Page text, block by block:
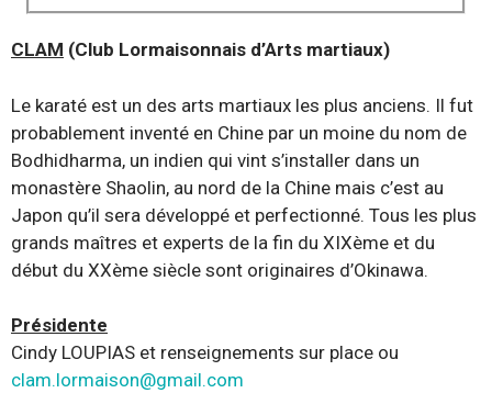
CLAM (Club Lormaisonnais d’Arts martiaux)
Le karaté est un des arts martiaux les plus anciens. Il fut
probablement inventé en Chine par un moine du nom de
Bodhidharma, un indien qui vint s’installer dans un
monastère Shaolin, au nord de la Chine mais c’est au
Japon qu’il sera développé et perfectionné. Tous les plus
grands maîtres et experts de la fin du XIXème et du
début du XXème siècle sont originaires d’Okinawa.
Présidente
Cindy LOUPIAS et renseignements sur place ou
clam.lormaison@gmail.com